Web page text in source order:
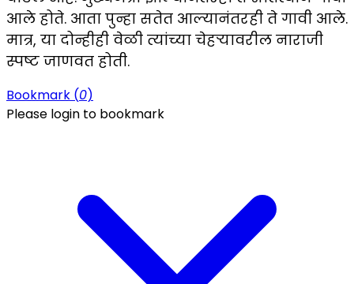
आले होते. आता पुन्हा सतेत आल्यानंतरही ते गावी आले.
मात्र, या दोन्हीही वेळी त्यांच्या चेहऱ्यावरील नाराजी
स्पष्ट जाणवत होती.
Bookmark (0)
Please login to bookmark